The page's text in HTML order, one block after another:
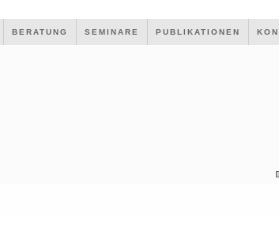
BERATUNG SEMINARE PUBLIKATIONEN